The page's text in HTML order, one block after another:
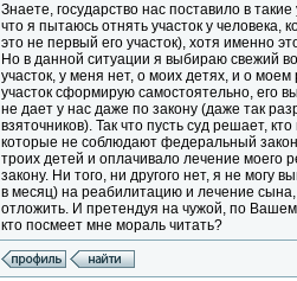
Знаете, государство нас поставило в
что я пытаюсь отнять участок у человека,
это не первый его участок), хотя именно
Но в данной ситуации я выбираю свежий
участок, у меня нет, о моих детях, и о
участок сформирую самостоятельно, его
не дает у нас даже по закону (даже так
взяточников). Так что пусть суд решает,
которые не соблюдают федеральный
троих детей и оплачивало лечение моего
закону. Ни того, ни другого нет, я не могу
в месяц) на реабилитацию и лечение сына,
отложить. И претендуя на чужой, по
кто посмеет мне мораль читать?